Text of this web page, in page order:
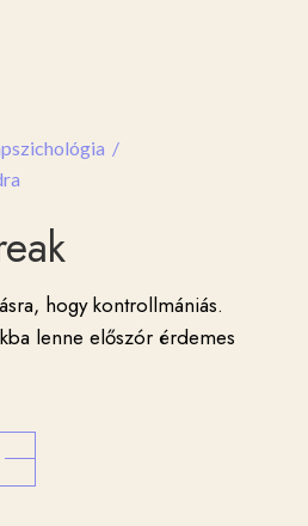
hogy kontrollmániás.
lenne előszór érdemes